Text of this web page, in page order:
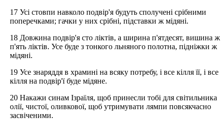
17 Усі стовпи навколо подвір'я будуть сполучені срібними
поперечками; гачки у них срібні, підставки ж мідяні.
18 Довжина подвір'я сто ліктів, а ширина п'ятдесят, вишина ж
п'ять ліктів. Усе буде з тонкого льняного полотна, підніжки ж
мідяні.
19 Усе знаряддя в храмині на всяку потребу, і все кілля її, і все
кілля на подвір'ї буде мідяне.
20 Накажи синам Ізраїля, щоб принесли тобі для світильника
олії, чистої, оливкової, щоб утримувати лямпи повсякчасно
засвіченими.